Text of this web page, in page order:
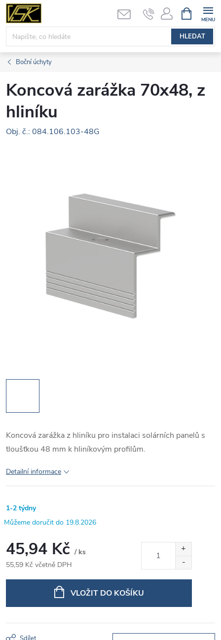
Přejít
obsah
HLEDAT
NÁKUPNÍ
KOŠÍK
Boční úchyty
Koncová zarážka 70x48, z
hliníku
Obj. č.: 084.106.103-48G
Koncová zarážka z hliníku pro instalaci solárních panelů s
tloušťkou 48 mm k hliníkovým profilům.
Detailní informace
1-2 týdny
19.8.2026
45,94 Kč / ks
55,59 Kč včetně DPH
VLOŽIT DO KOŠÍKU